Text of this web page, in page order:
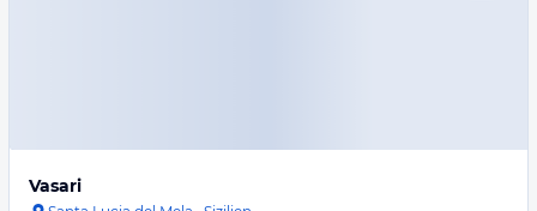
Vasari